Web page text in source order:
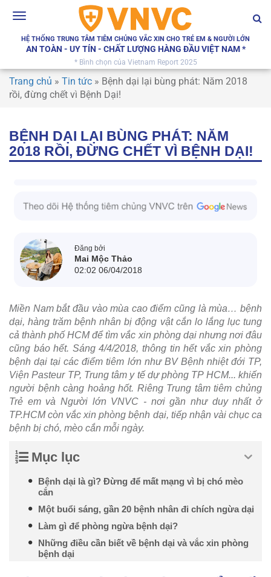
Toggle
HỆ THỐNG TRUNG TÂM TIÊM CHỦNG VẮC XIN CHO TRẺ EM & NGƯỜI LỚN
AN TOÀN - UY TÍN - CHẤT LƯỢNG HÀNG ĐẦU VIỆT NAM *
* Bình chọn của Vietnam Report 2025
Trang chủ » Tin tức » Bệnh dại lại bùng phát: Năm 2018
rồi, đừng chết vì Bệnh Dại!
BỆNH DẠI LẠI BÙNG PHÁT: NĂM
2018 RỒI, ĐỪNG CHẾT VÌ BỆNH DẠI!
Đăng bởi
Mai Mộc Thảo
02:02 06/04/2018
Miền Nam bắt đầu vào mùa cao điểm cũng là mùa… bệnh
dại, hàng trăm bệnh nhân bị động vật cắn lo lắng lục tung
cả thành phố HCM để tìm vắc xin phòng dại nhưng nơi đâu
cũng báo hết. Sáng 4/4/2018, thông tin hết vắc xin phòng
bệnh dại tại các điểm tiêm lớn như BV Bệnh nhiệt đới TP,
Viện Pasteur TP, Trung tâm y tế dự phòng TP HCM... khiến
người bệnh càng hoảng hốt. Riêng Trung tâm tiêm chủng
Trẻ em và Người lớn VNVC - nơi gần như duy nhất ở
TP.HCM còn vắc xin phòng bệnh dại, tiếp nhận vài chục ca
bệnh bị chó, mèo cắn mỗi ngày.
Mục lục
Bệnh dại là gì? Đừng để mất mạng vì bị chó mèo
cắn
Một buổi sáng, gần 20 bệnh nhân đi chích ngừa dại
Làm gì để phòng ngừa bệnh dại?
Những điều cần biết về bệnh dại và vắc xin phòng
bệnh dại